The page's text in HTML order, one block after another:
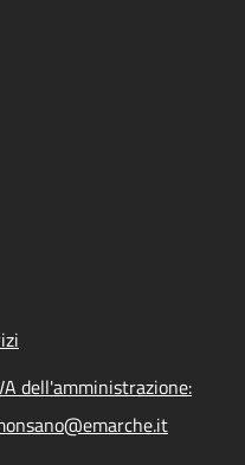
dell'amministrazione: